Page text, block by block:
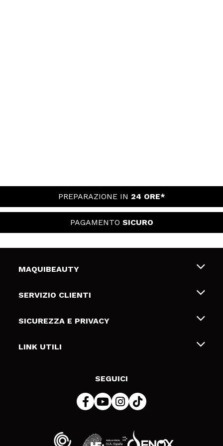
PREPARAZIONE IN 24 ORE*
PAGAMENTO SICURO
MAQUIBEAUTY
Chi siamo
Gift Cards
SERVIZIO CLIENTI
Spedizioni & Resi
Metodi di pagamamento
SICUREZZA E PRIVACY
Termini e condizioni
LINK UTILI
SEGUICI